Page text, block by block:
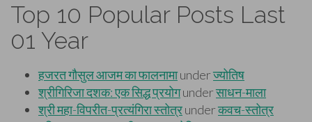
Top 10 Popular Posts Last
01 Year